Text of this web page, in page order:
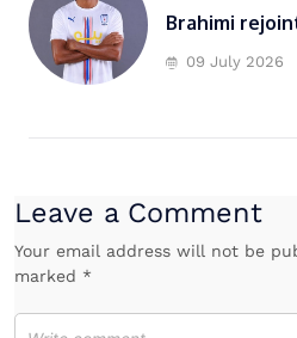
Brahimi
09 July 2026
Leave a Comment
Your email address will not be
marked *